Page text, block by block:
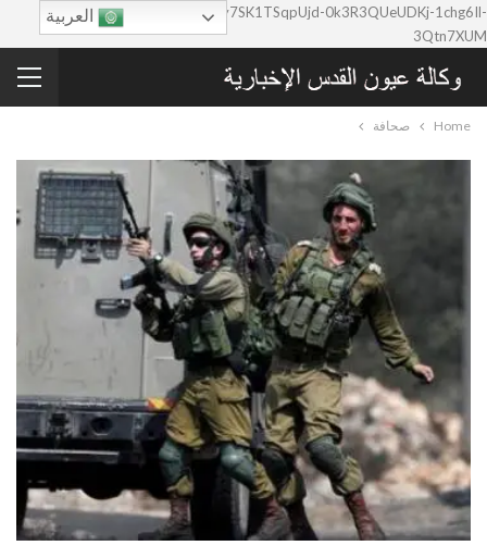
google-site-verification=0y7SK1TSqpUjd-0k3R3QUeUDKj-1chg6Il-
3Qtn7XUM
Home صحافة
العربية